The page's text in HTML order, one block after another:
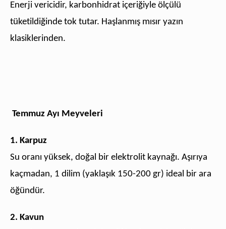
Enerji vericidir, karbonhidrat içeriğiyle ölçülü
tüketildiğinde tok tutar. Haşlanmış mısır yazın
klasiklerinden.
Temmuz Ayı Meyveleri
1. Karpuz
Su oranı yüksek, doğal bir elektrolit kaynağı. Aşırıya
kaçmadan, 1 dilim (yaklaşık 150-200 gr) ideal bir ara
öğündür.
2. Kavun